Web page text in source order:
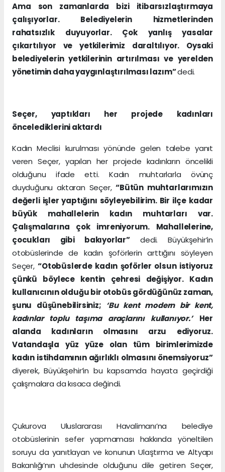
Ama son zamanlarda bizi itibarsızlaştırmaya
çalışıyorlar. Belediyelerin hizmetlerinden
rahatsızlık duyuyorlar. Çok yanlış yasalar
çıkartılıyor ve yetkilerimiz daraltılıyor. Oysaki
belediyelerin yetkilerinin artırılması ve yerelden
yönetimin daha yaygınlaştırılması lazım”dedi.
Seçer, yaptıkları her projede kadınları
öncelediklerini aktardı
Kadın Meclisi kurulması yönünde gelen talebe yanıt
veren Seçer, yapılan her projede kadınların öncelikli
olduğunu ifade etti. Kadın muhtarlarla övünç
duyduğunu aktaran Seçer,“Bütün muhtarlarımızın
değerli işler yaptığını söyleyebilirim. Bir ilçe kadar
büyük mahallelerin kadın muhtarları var.
Çalışmalarına çok imreniyorum. Mahallelerine,
çocukları gibi bakıyorlar”dedi. Büyükşehir’in
otobüslerinde de kadın şoförlerin arttığını söyleyen
Seçer,“Otobüslerde kadın şoförler olsun istiyoruz
çünkü böylece kentin çehresi değişiyor. Kadın
kullanıcının olduğu bir otobüs gördüğünüz zaman,
şunu düşünebilirsiniz; ‘Bu kent modern bir kent,
kadınlar toplu taşıma araçlarını kullanıyor.’
Her
alanda kadınların olmasını arzu ediyoruz.
Vatandaşla yüz yüze olan tüm birimlerimizde
kadın istihdamının ağırlıklı olmasını önemsiyoruz”
diyerek, Büyükşehir’in bu kapsamda hayata geçirdiği
çalışmalara da kısaca değindi.
Çukurova Uluslararası Havalimanı’na belediye
otobüslerinin sefer yapmaması hakkında yöneltilen
soruyu da yanıtlayan ve konunun Ulaştırma ve Altyapı
Bakanlığı’nın uhdesinde olduğunu dile getiren Seçer,